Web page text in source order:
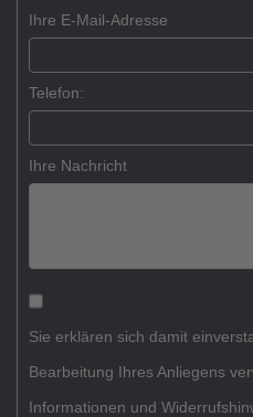
Ihre E-Mail-Adresse
Telefon:
Ihre Nachricht
Sie erklären sich damit
Bearbeitung Ihres Anliegens
Informationen und